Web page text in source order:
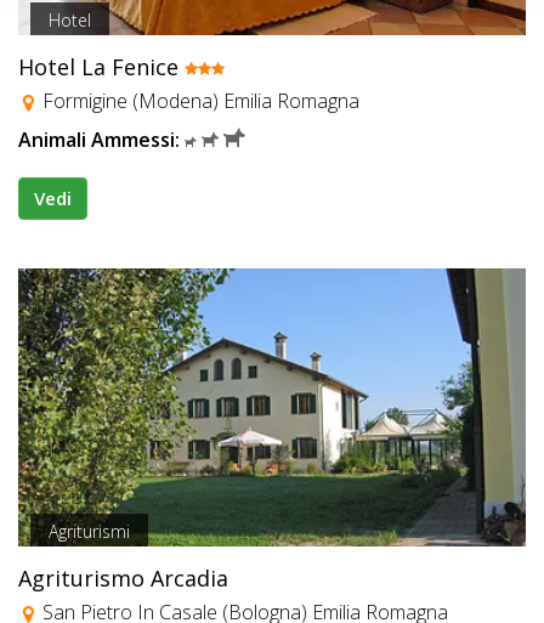
Hotel
Hotel La Fenice
Formigine (Modena) Emilia Romagna
Animali Ammessi:
Vedi
Agriturismi
Agriturismo Arcadia
San Pietro In Casale (Bologna) Emilia Romagna